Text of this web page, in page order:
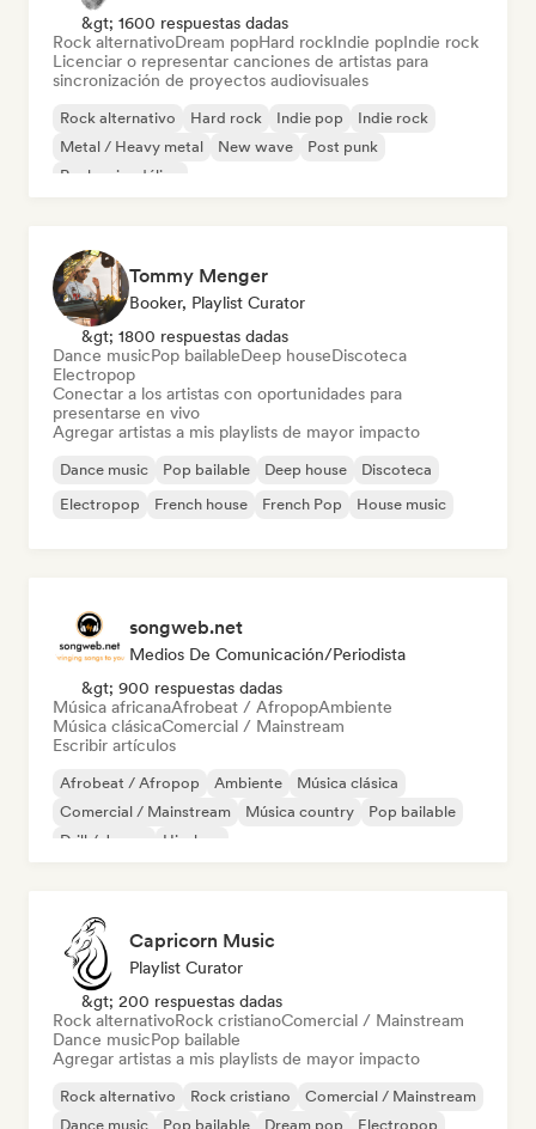
&gt; 1600 respuestas dadas
Rock alternativoDream popHard rockIndie popIndie rock
Licenciar o representar canciones de artistas para
sincronización de proyectos audiovisuales
Rock alternativo Hard rock Indie pop
Indie rock
Metal / Heavy metal
New wave
Post punk
Rock psicodélico
Tommy Menger
Booker, Playlist Curator
&gt; 1800 respuestas dadas
Dance musicPop bailableDeep houseDiscoteca
Electropop
Conectar a los artistas con oportunidades para
presentarse en vivo
Agregar artistas a mis playlists de mayor impacto
Dance music Pop bailable Deep house
Discoteca
Electropop
French house French Pop House music
songweb.net
Medios De Comunicación/Periodista
&gt; 900 respuestas dadas
Música africanaAfrobeat / AfropopAmbiente
Música clásicaComercial / Mainstream
Escribir artículos
Afrobeat / Afropop Ambiente
Música clásica
Comercial / Mainstream
Música country
Pop bailable
Drill / Jersey
Hip-hop
Capricorn Music
Playlist Curator
&gt; 200 respuestas dadas
Rock alternativoRock cristianoComercial / Mainstream
Dance musicPop bailable
Agregar artistas a mis playlists de mayor impacto
Rock alternativo Rock cristiano
Comercial / Mainstream
Dance music
Pop bailable Dream pop Electropop